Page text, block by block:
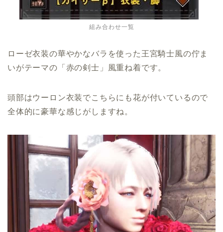
組み合わせ一覧
ローゼ衣装の華やかなバラを使った王宮騎士風の佇ま
いがテーマの「赤の剣士」風重ね着です。
頭部はウーロン衣装でこちらにも花が付いているので
全体的に豪華な感じがしますね。